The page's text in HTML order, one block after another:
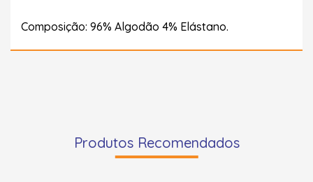
Composição: 96% Algodão 4% Elástano.
Produtos Recomendados